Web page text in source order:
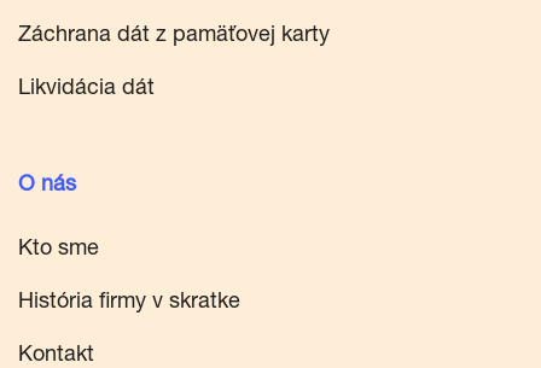
Záchrana dát z pamäťovej karty
Likvidácia dát
O nás
Kto sme
História firmy v skratke
Kontakt